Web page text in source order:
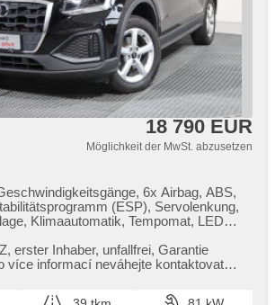
18 790 EUR
Möglichkeit der MwSt. abzusetzen
6x Airbag, ABS,
(ESP), Servolenkung,
Klimaautomatik, Tempomat, LED
počítače, elektronická ruční
přední, parkovací senzory zadní,
erster Inhaber,​ unfallfrei,​ Garantie
více informací neváhejte kontaktovat